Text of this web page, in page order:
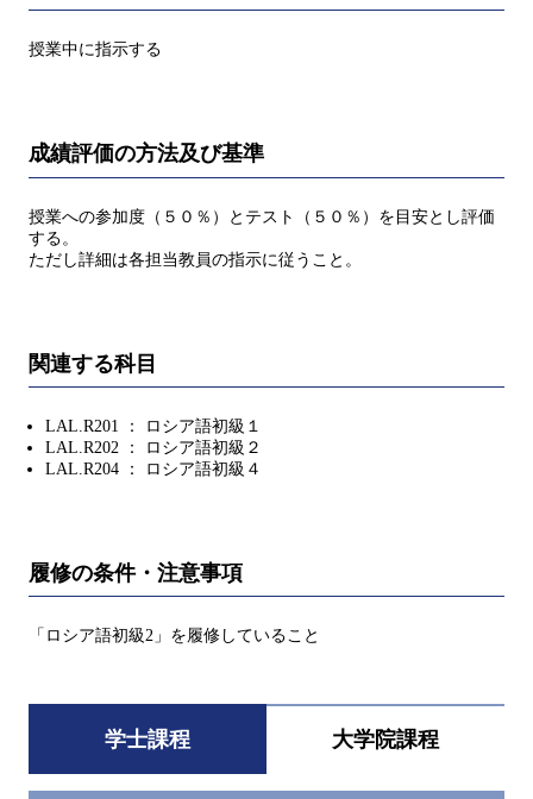
授業中に指示する
成績評価の方法及び基準
授業への参加度（５０％）とテスト（５０％）を目安とし評価
する。
ただし詳細は各担当教員の指示に従うこと。
関連する科目
LAL.R201 ： ロシア語初級１
LAL.R202 ： ロシア語初級２
LAL.R204 ： ロシア語初級４
履修の条件・注意事項
「ロシア語初級2」を履修していること
学士課程 大学院課程